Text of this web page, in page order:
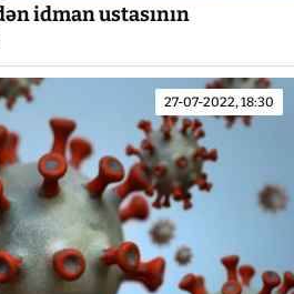
idman ustasının
27-07-2022, 18:30